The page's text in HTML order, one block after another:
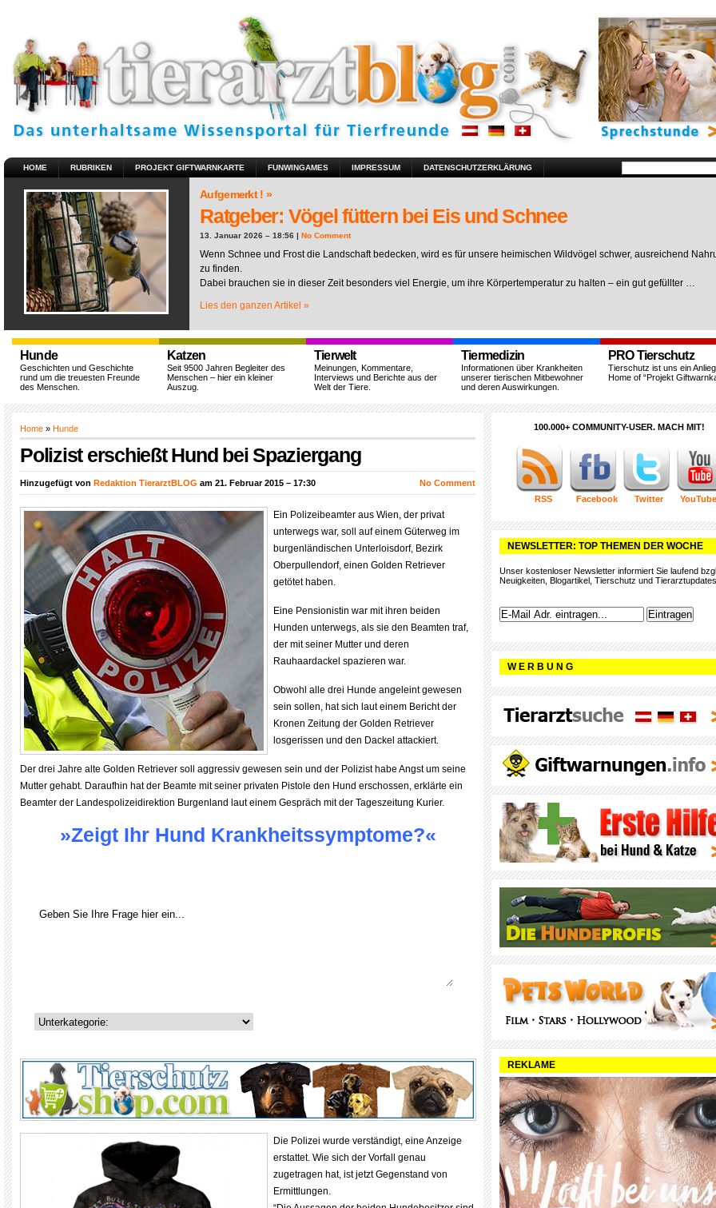
HOME RUBRIKEN PROJEKT GIFTWARNKARTE FUNWINGAMES IMPRESSUM DATENSCHUTZERKLÄRUNG
Aufgemerkt ! »
Ratgeber: Vögel füttern bei Eis und Schnee
13. Januar 2026 – 18:56 | No Comment
Wenn Schnee und Frost die Landschaft bedecken, wird es für unsere heimischen Wildvögel schwer, ausreichend
zu finden.
Dabei brauchen sie in dieser Zeit besonders viel Energie, um ihre Körpertemperatur zu halten – ein gut gefüllter …
Lies den ganzen Artikel »
Hunde
Geschichten und Geschichte
rund um die treuesten Freunde
des Menschen.
Katzen
Seit 9500 Jahren Begleiter des
Menschen – hier ein kleiner
Auszug.
Tierwelt
Meinungen, Kommentare,
Interviews und Berichte aus der
Welt der Tiere.
Tiermedizin
Informationen über Krankheiten
unserer tierischen Mitbewohner
und deren Auswirkungen.
PRO Tierschutz
Tierschutz ist uns ein
Home of “Projekt
Home » Hunde
Polizist erschießt Hund bei Spaziergang
Hinzugefügt von Redaktion TierarztBLOG am 21. Februar 2015 – 17:30 No Comment
Ein Polizeibeamter aus Wien, der privat
unterwegs war, soll auf einem Güterweg im
burgenländischen Unterloisdorf, Bezirk
Oberpullendorf, einen Golden Retriever
getötet haben.
Eine Pensionistin war mit ihren beiden
Hunden unterwegs, als sie den Beamten traf,
der mit seiner Mutter und deren
Rauhaardackel spazieren war.
Obwohl alle drei Hunde angeleint gewesen
sein sollen, hat sich laut einem Bericht der
Kronen Zeitung der Golden Retriever
losgerissen und den Dackel attackiert.
Der drei Jahre alte Golden Retriever soll aggressiv gewesen sein und der Polizist habe Angst um seine
Mutter gehabt. Daraufhin hat der Beamte mit seiner privaten Pistole den Hund erschossen, erklärte ein
Beamter der Landespolizeidirektion Burgenland laut einem Gespräch mit der Tageszeitung Kurier.
»Zeigt Ihr Hund Krankheitssymptome?«
Die Polizei wurde verständigt, eine Anzeige
erstattet. Wie sich der Vorfall genau
zugetragen hat, ist jetzt Gegenstand von
Ermittlungen.
100.000+ COMMUNITY-USER. MACH MIT!
RSS Facebook Twitter YouTube
NEWSLETTER: TOP THEMEN DER WOCHE
Unser kostenloser Newsletter informiert Sie laufend
Neuigkeiten, Blogartikel, Tierschutz und
W E R B U N G
REKLAME